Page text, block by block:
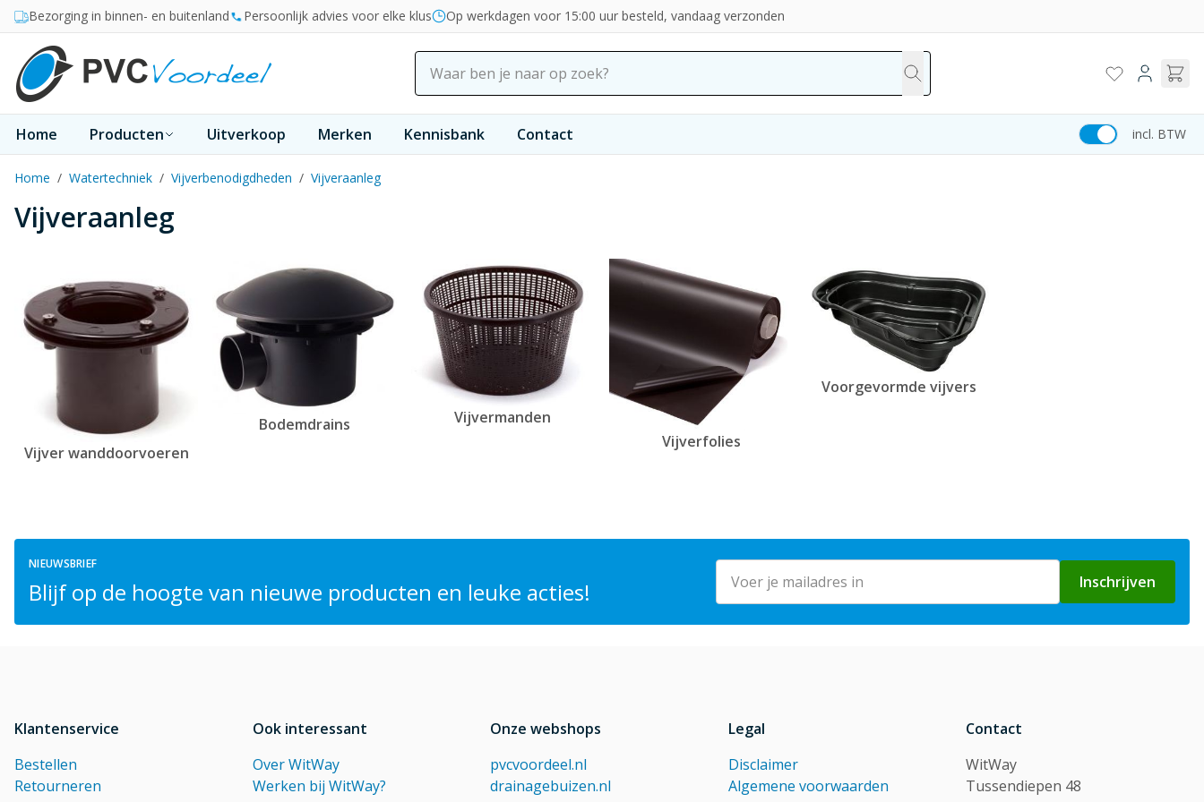
Ga naar de inhoud
Bezorging in binnen- en buitenland Persoonlijk advies voor elke klus Op werkdagen voor 15:00 uur besteld, vandaag verzonden
Home Producten Uitverkoop Merken Kennisbank Contact incl. BTW
Home / Watertechniek / Vijverbenodigdheden / Vijveraanleg
Vijveraanleg
Vijver wanddoorvoeren
Bodemdrains
Vijvermanden
Vijverfolies
Voorgevormde vijvers
NIEUWSBRIEF
Blijf op de hoogte van nieuwe producten en leuke acties! Inschrijven
Klantenservice
Bestellen
Retourneren
Ook interessant
Over WitWay
Werken bij WitWay?
Onze webshops
pvcvoordeel.nl
drainagebuizen.nl
Legal
Disclaimer
Algemene voorwaarden
Contact
WitWay
Tussendiepen 48